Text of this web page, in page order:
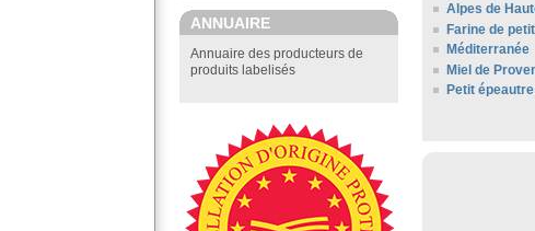
ANNUAIRE
Annuaire des producteurs de
produits labelisés
Alpes de
Farine de
Méditerranée
Miel de
Petit